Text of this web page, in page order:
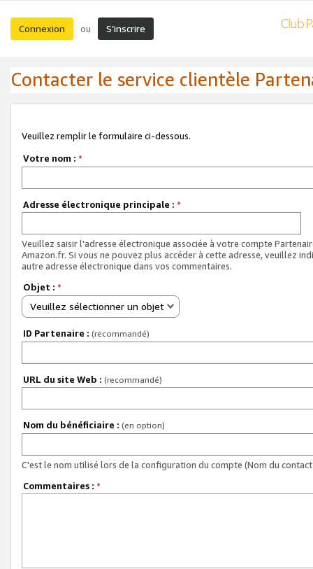
Connexion ou S’inscrire
Contacter le service clientèle
Veuillez remplir le formulaire ci-dessous.
Votre nom : *
Adresse électronique principale : *
Veuillez saisir l'adresse électronique associée à votre compte
Amazon.fr. Si vous ne pouvez plus accéder à cette adresse, veuillez
autre adresse électronique dans vos commentaires.
Objet : *
Veuillez sélectionner un objet
ID Partenaire : (recommandé)
URL du site Web : (recommandé)
Nom du bénéficiaire : (en option)
C'est le nom utilisé lors de la configuration du compte (Nom du
Commentaires : *